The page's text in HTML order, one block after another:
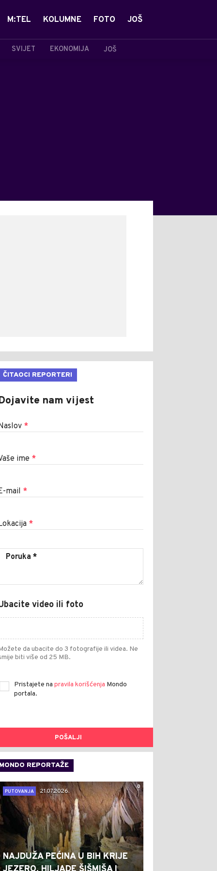
SVIJET EKONOMIJA JOŠ
M:TEL KOLUMNE FOTO JOŠ
ČITAOCI REPORTERI
nam vijest
*
ime *
mail *
*
video ili foto
da ubacite do 3 fotografije ili videa. Ne
biti više od 25 MB.
Pristajete na pravila korišćenja Mondo
portala.
POŠALJI
MONDO REPORTAŽE
0
PUTOVANJA
21.07.2026.
NAJDUŽA PEĆINA U BIH KRIJE